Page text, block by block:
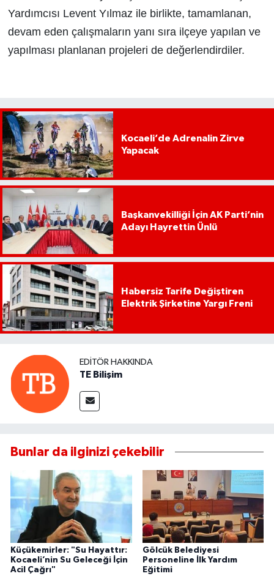
Yardımcısı Levent Yılmaz ile birlikte, tamamlanan,
devam eden çalışmaların yanı sıra ilçeye yapılan ve
yapılması planlanan projeleri de değerlendirdiler.
Kocaeli’de Adrenalin Zirve
Yapacak
Başkanvekilliği İçin AK Parti’nin
Adayı Hayrettin Ünlü
Habersiz Tarife Değiştiren
Elektrik Şirketine Yargı Freni
EDITÖR HAKKINDA
TE Bilişim
Bunlar da ilginizi çekebilir
Küçükemirler: "Su Hayattır:
Kocaeli’nin Su Geleceği İçin
Acil Çağrı"
Gölcük Belediyesi
Personeline İlk Yardım
Eğitimi